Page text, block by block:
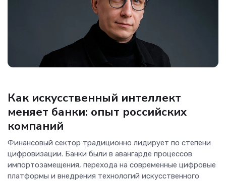
Как искусственный интеллект
меняет банки: опыт российских
компаний
Финансовый сектор традиционно лидирует по степени
цифровизации. Банки были в авангарде процессов
импортозамещения, перехода на современные цифровые
платформы и внедрения технологий искусственного